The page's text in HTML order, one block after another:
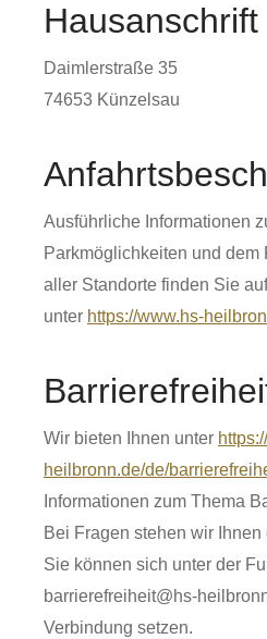
Hausanschrift
Daimlerstraße 35
74653 Künzelsau
Ausführliche Informationen
Parkmöglichkeiten und dem
aller Standorte finden Sie
unter https://www.hs-
Wir bieten Ihnen unter
heilbronn.de/de/
Informationen zum Thema
Bei Fragen stehen wir
Sie können sich unter der
barrierefreiheit@hs-
Verbindung setzen.